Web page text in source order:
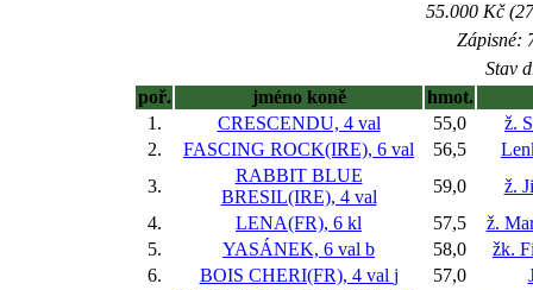
55.000 Kč
Zápisné:
Stav
poř.
jméno koně
hmot.
1.
CRESCENDU, 4 val 55,0
ž.
2.
FASCING ROCK(IRE), 6 val 56,5
3.
RABBIT BLUE
BRESIL(IRE), 4 val
59,0
ž.
4.
LENA(FR), 6 kl 57,5
ž.
5.
YASÁNEK, 6 val b 58,0
žk.
6.
BOIS CHERI(FR), 4 val j 57,0